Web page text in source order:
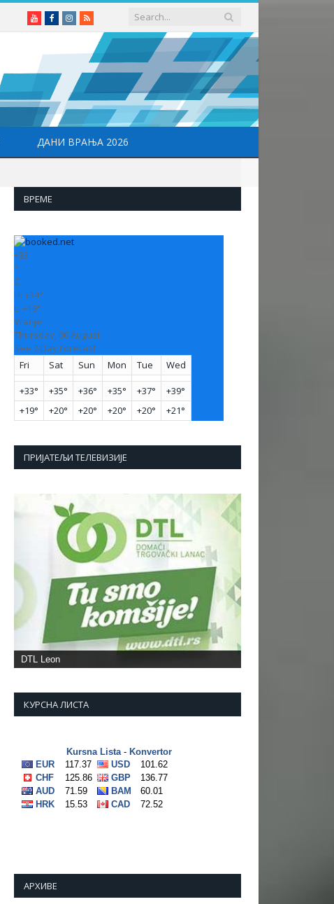
YoutubeFacebookInstagram
RSS
ДАНИ ВРАЊА 2026
ВРЕМЕ
+33
°
C
H: +34°
L: +19°
Vranje
Thursday, 06 August
See 7-Day Forecast
Fri
Sat Sun Mon Tue Wed
+33° +35° +36° +35° +37° +39°
+19° +20° +20° +20° +20° +21°
ПРИЈАТЕЉИ ТЕЛЕВИЗИЈЕ
DTL Leon
КУРСНА ЛИСТА
АРХИВЕ